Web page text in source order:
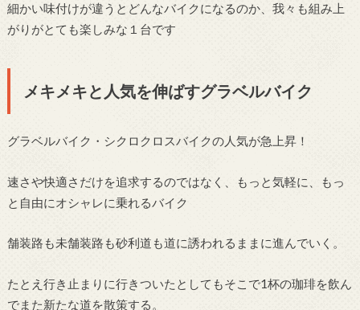
細かい味付けが違うとどんなバイクになるのか、我々も組み上
がりがとても楽しみな１台です
メキメキと人気を伸ばすグラベルバイク
グラベルバイク・シクロクロスバイクの人気が急上昇！
速さや快適さだけを追求するのではなく、もっと気軽に、もっ
と自由にオシャレに乗れるバイク
舗装路も未舗装路も砂利道も道に誘われるままに進んでいく。
たとえ行き止まりに行きついたとしてもそこで1杯の珈琲を飲ん
でまた新たな道を散策する。